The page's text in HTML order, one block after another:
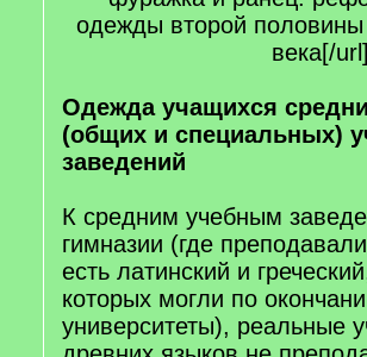
одежды второй
века[/
Одежда учащихся
(общих и специальных)
заведений
К средним учебным
гимназии (где
есть латинский и
которых могли по
университеты), реальные